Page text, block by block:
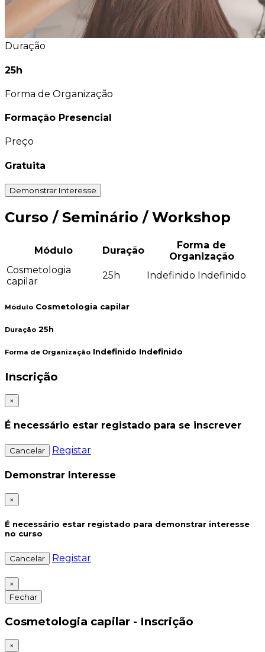
Duração
25h
Forma de Organização
Formação Presencial
Preço
Gratuita
Demonstrar Interesse
Curso / Seminário / Workshop
Módulo Duração
Forma de
Organização
Cosmetologia
capilar
25h Indefinido Indefinido
Módulo Cosmetologia capilar
Duração 25h
Forma de Organização Indefinido Indefinido
Inscrição
×
É necessário estar registado para se inscrever
Cancelar Registar
Demonstrar Interesse
×
É necessário estar registado para demonstrar interesse
no curso
Cancelar Registar
×
Fechar
Cosmetologia capilar - Inscrição
×